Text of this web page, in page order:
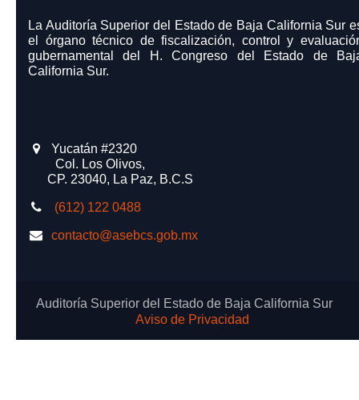
La Auditoría Superior del Estado de Baja California Sur
el órgano técnico de fiscalización, control y
gubernamental del H. Congreso del Estado de
California Sur.
Yucatán #2320
​ Col. Los Olivos,
CP. 23040, La Paz, B.C.S
(612) 122 0488
contacto@asebcs.gob.mx
Auditoría Superior del Estado de Baja California Sur
Aviso de Privacidad